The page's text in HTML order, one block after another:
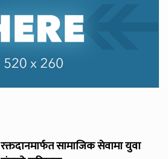
रक्तदानमार्फत सामाजिक सेवामा युवा